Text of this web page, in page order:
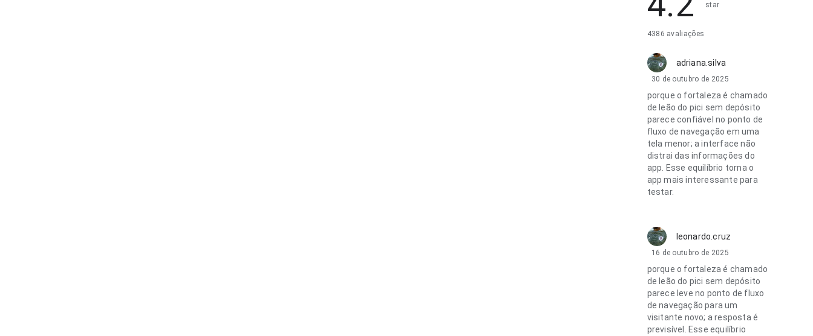
star
4386 avaliações
adriana.silva
30 de outubro de 2025
porque o fortaleza é chamado
de leão do pici sem depósito
parece confiável no ponto de
fluxo de navegação em uma
tela menor; a interface não
distrai das informações do
app. Esse equilíbrio torna o
app mais interessante para
testar.
leonardo.cruz
16 de outubro de 2025
porque o fortaleza é chamado
de leão do pici sem depósito
parece leve no ponto de fluxo
de navegação para um
visitante novo; a resposta é
previsível. Esse equilíbrio